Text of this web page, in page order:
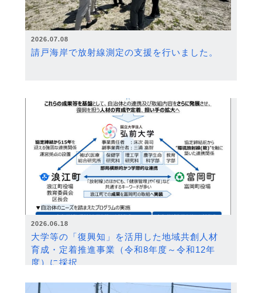
2026.07.08
請戸海岸で放射線測定の支援を行いました。
2026.06.18
大学等の「復興知」を活用した地域共創人材
育成・定着推進事業（令和8年度～令和12年
度）に採択